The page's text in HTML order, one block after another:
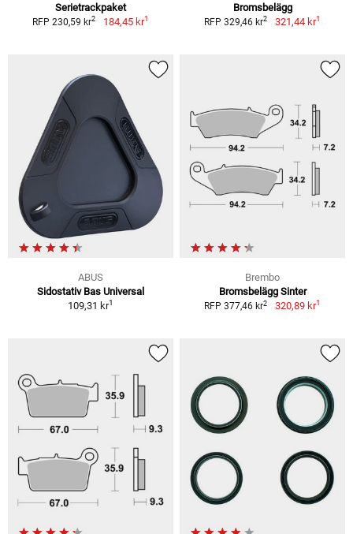
Serietrackpaket
RFP 230,59 kr2 184,45 kr1
Bromsbelägg
RFP 329,46 kr2 321,44 kr1
ABUS
Sidostativ Bas Universal
109,31 kr1
Brembo
Bromsbelägg Sinter
RFP 377,46 kr2 320,89 kr1